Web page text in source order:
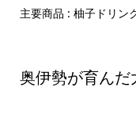
主要商品 : 柚子ドリン
奥伊勢が育んだ